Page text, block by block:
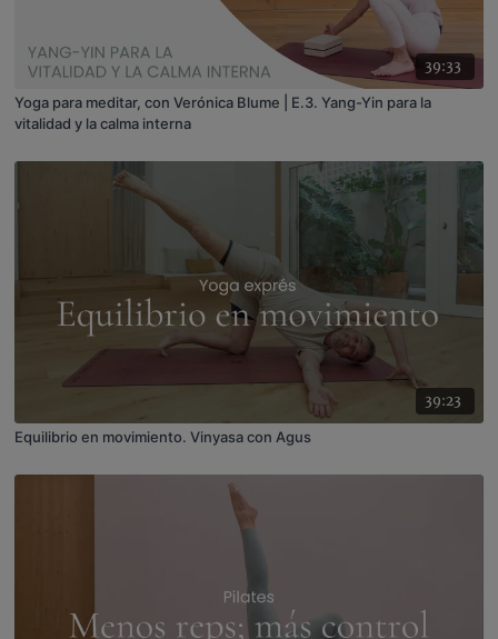
39:33
Yoga para meditar, con Verónica Blume | E.3. Yang-Yin para la
vitalidad y la calma interna
39:23
Equilibrio en movimiento. Vinyasa con Agus